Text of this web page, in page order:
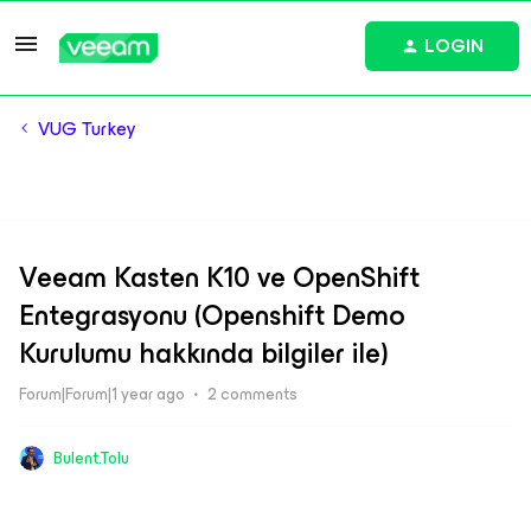
LOGIN
VUG Turkey
Veeam Kasten K10 ve OpenShift
Entegrasyonu (Openshift Demo
Kurulumu hakkında bilgiler ile)
Forum|Forum|1 year ago 2 comments
Bulent.Tolu